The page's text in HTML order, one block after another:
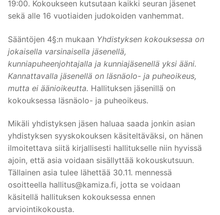
19:00. Kokoukseen kutsutaan kaikki seuran jäsenet
sekä alle 16 vuotiaiden judokoiden vanhemmat.
Sääntöjen 4§:n mukaan Yhdistyksen kokouksessa on
jokaisella varsinaisella jäsenellä,
kunniapuheenjohtajalla ja kunniajäsenellä yksi ääni.
Kannattavalla jäsenellä on läsnäolo- ja puheoikeus,
mutta ei äänioikeutta. Hallituksen jäsenillä on
kokouksessa läsnäolo- ja puheoikeus.
Mikäli yhdistyksen jäsen haluaa saada jonkin asian
yhdistyksen syyskokouksen käsiteltäväksi, on hänen
ilmoitettava siitä kirjallisesti hallitukselle niin hyvissä
ajoin, että asia voidaan sisällyttää kokouskutsuun.
Tällainen asia tulee lähettää 30.11. mennessä
osoitteella hallitus@kamiza.fi, jotta se voidaan
käsitellä hallituksen kokouksessa ennen
arviointikokousta.